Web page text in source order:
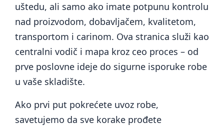
uštedu, ali samo ako imate potpunu kontrolu
nad proizvodom, dobavljačem, kvalitetom,
transportom i carinom. Ova stranica služi kao
centralni vodič i mapa kroz ceo proces – od
prve poslovne ideje do sigurne isporuke robe
u vaše skladište.
Ako prvi put pokrećete uvoz robe,
savetujemo da sve korake prođete